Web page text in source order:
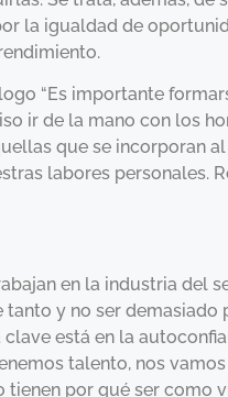
la igualdad de
“Es importante
ir de la mano con los
que se incorporan
labores personales.
en la industria del
y no ser demasiado
está en la
talento, nos
tienen por qué ser como